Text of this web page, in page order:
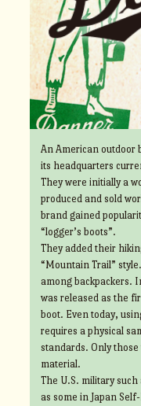
An American outdoor
its headquarters
They were initially a
produced and sold
brand gained
“logger’s boots”.
They added their
“Mountain Trail”
among backpackers.
was released as the
boot. Even today,
requires a physical
standards. Only
material.
The U.S. military
as some in Japan